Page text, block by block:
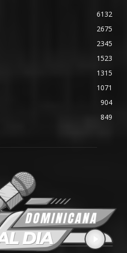
6132
2675
2345
1523
1315
1071
904
849